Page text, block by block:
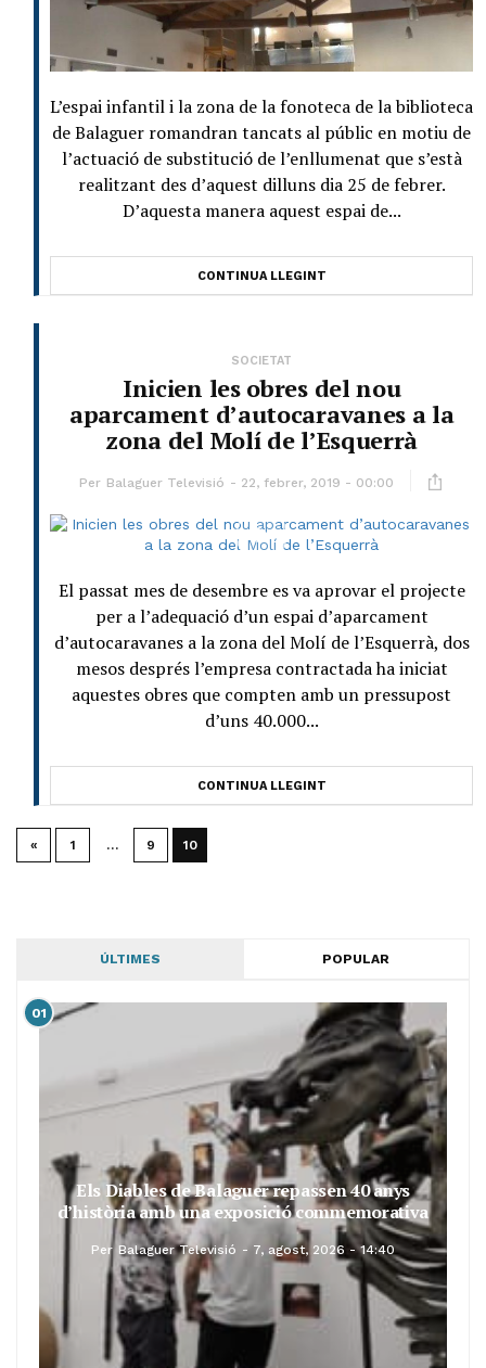
L’espai infantil i la zona de la fonoteca de la biblioteca
de Balaguer romandran tancats al públic en motiu de
l’actuació de substitució de l’enllumenat que s’està
realitzant des d’aquest dilluns dia 25 de febrer.
D’aquesta manera aquest espai de...
CONTINUA LLEGINT
SOCIETAT
Inicien les obres del nou
aparcament d’autocaravanes a la
zona del Molí de l’Esquerrà
Per Balaguer Televisió 22, febrer, 2019 - 00:00
El passat mes de desembre es va aprovar el projecte
per a l’adequació d’un espai d’aparcament
d’autocaravanes a la zona del Molí de l’Esquerrà, dos
mesos després l’empresa contractada ha iniciat
aquestes obres que compten amb un pressupost
d’uns 40.000...
CONTINUA LLEGINT
« 1 … 9 10
ÚLTIMES POPULAR
01
Els Diables de Balaguer repassen 40 anys
d’història amb una exposició commemorativa
Per Balaguer Televisió 7, agost, 2026 - 14:40